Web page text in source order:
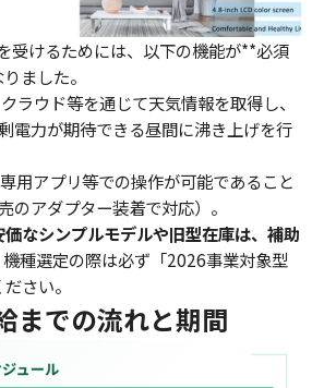
受けるためには、以下の機能が**必須
ました。
クラウド等を通じて天気情報を取得し、
電力が期待できる昼間に沸き上げを行
専用アプリ等での操作が可能であること
のアダプター装着で対応）。
なシンプルモデルや旧型在庫は、補助
機種選定の際は必ず「2026事業対象型
さい。
までの流れと期間